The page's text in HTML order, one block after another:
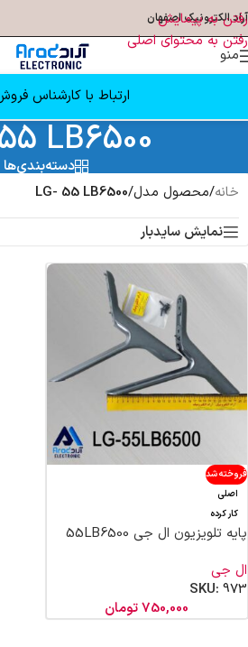
رفتن به پیمایش
رفتن به محتوای اصلی
آراد الکترونیک اصفهان
منو
ارتباط با کارشناس
LB6500
دسته‌بندی‌ها
خانه/محصول مدل/
LG- 55 LB6500
نمایش سایدبار
فروخته شد
اصلی
کار کرده
پایه تلویزیون ال جی 55LB6500
ال جی
SKU: 973
750,000تومان